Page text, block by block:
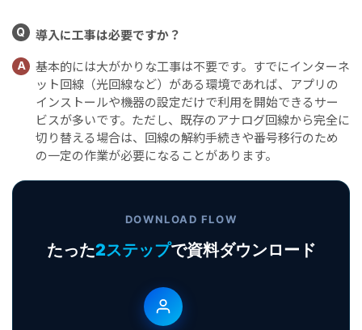
Q 導入に工事は必要ですか？
A
基本的には大がかりな工事は不要です。すでにインターネ
ット回線（光回線など）がある環境であれば、アプリの
インストールや機器の設定だけで利用を開始できるサー
ビスが多いです。ただし、既存のアナログ回線から完全に
切り替える場合は、回線の解約手続きや番号移行のため
の一定の作業が必要になることがあります。
DOWNLOAD FLOW
たった2ステップで資料ダウンロード